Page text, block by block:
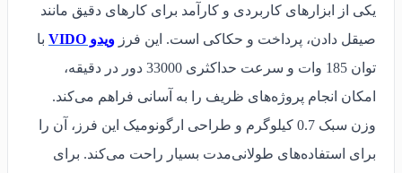
یکی از ابزارهای کاربردی و کارآمد برای کارهای دقیق مانند
صیقل دادن، پرداخت و حکاکی است. این فرز ویدو VIDO
با
توان 185 وات و سرعت حداکثری 33000 دور در دقیقه،
امکان انجام پروژه‌های ظریف را به آسانی فراهم می‌کند.
وزن سبک 0.7 کیلوگرم و طراحی ارگونومیک این فرز، آن را
برای استفاده‌های طولانی‌مدت بسیار راحت می‌کند. برای